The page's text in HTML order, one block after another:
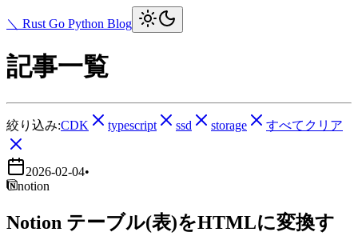
＼ Rust Go Python Blog
記事一覧
絞り込み:CDK typescript ssd storage すべてクリア
2026-02-04•
notion
Notion テーブル(表)をHTMLに変換す